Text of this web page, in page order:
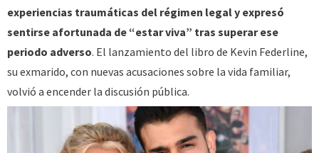
experiencias traumáticas del régimen legal y expresó
sentirse afortunada de “estar viva” tras superar ese
periodo adverso. El lanzamiento del libro de Kevin Federline,
su exmarido, con nuevas acusaciones sobre la vida familiar,
volvió a encender la discusión pública.